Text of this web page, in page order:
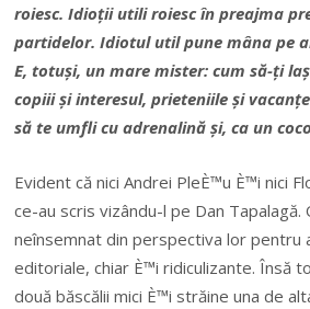
roiesc. Idioții utili roiesc în preajma
partidelor. Idiotul util pune mâna pe
E, totuși, un mare mister: cum să-ți
copiii și interesul, prieteniile și
să te umfli cu adrenalină și, ca un
Evident că nici Andrei PleÈ™u È™i nici
ce-au scris vizându-l pe Dan Tapalagă.
neînsemnat din perspectiva lor pentru
editoriale, chiar È™i ridiculizante. Însă
două băscălii mici È™i străine una de